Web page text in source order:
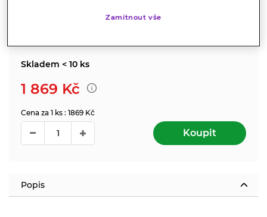
Skladem < 10 ks
1 869 Kč
Cena za 1 ks : 1869 Kč
Koupit
Popis
Zamítnout vše